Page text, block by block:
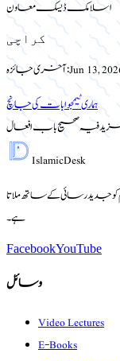
اسلامک ڈیسک معاون
کراچی
آخری جائزہ:Jun 13,
ہماری ٹیمجوابات کی جانچ
فیہ صحیح باب افعال
IslamicDesk
کو جدید رسائی کے ساتھ ملاتا
ہے۔
FacebookYouTube
وسائل
Video Lectures
E-Books